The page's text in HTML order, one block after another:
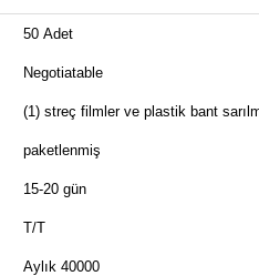
50 Adet
Negotiatable
(1) streç filmler ve plastik bant
paketlenmiş
15-20 gün
T/T
Aylık 40000